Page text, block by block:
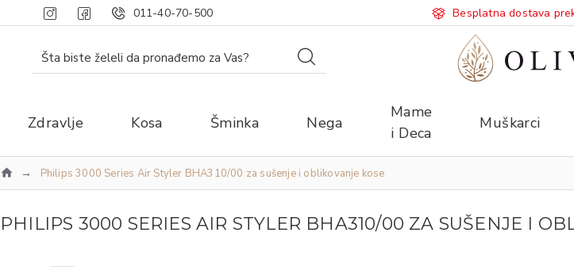
011-40-70-500 Besplatna dostava
Zdravlje Kosa Šminka Nega
Mame
i Deca
Muškarci
Philips 3000 Series Air Styler BHA310/00 za sušenje i oblikovanje kose
PHILIPS 3000 SERIES AIR STYLER BHA310/00 ZA SUŠENJE I